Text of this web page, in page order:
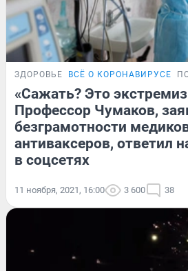
ЗДОРОВЬЕ ВСЁ О КОРОНАВИРУСЕ
«Сажать? Это
Профессор Чумаков,
безграмотности
антиваксеров, ответил
в соцсетях
11 ноября, 2021, 16:00 3 600 38